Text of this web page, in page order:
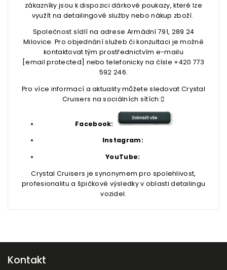
zákazníky jsou k dispozici dárkové poukazy, které lze
využít na detailingové služby nebo nákup zboží.
Společnost sídlí na adrese Armádní 791, 289 24
Milovice. Pro objednání služeb či konzultaci je možné
kontaktovat tým prostřednictvím e-mailu
[email protected] nebo telefonicky na čísle +420 773
592 246.
Pro více informací a aktuality můžete sledovat Crystal
Cruisers na sociálních sítích:
Facebook:
Instagram:
YouTube:
Crystal Cruisers je synonymem pro spolehlivost,
profesionalitu a špičkové výsledky v oblasti detailingu
vozidel.
Kontakt